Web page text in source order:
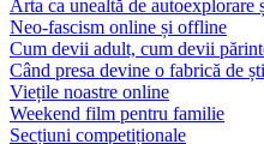
Arta ca unealtă de autoexplorare
Neo-fascism online și offline
Cum devii adult, cum devii
Când presa devine o fabrică de
Viețile noastre online
Weekend film pentru familie
Secțiuni competiționale